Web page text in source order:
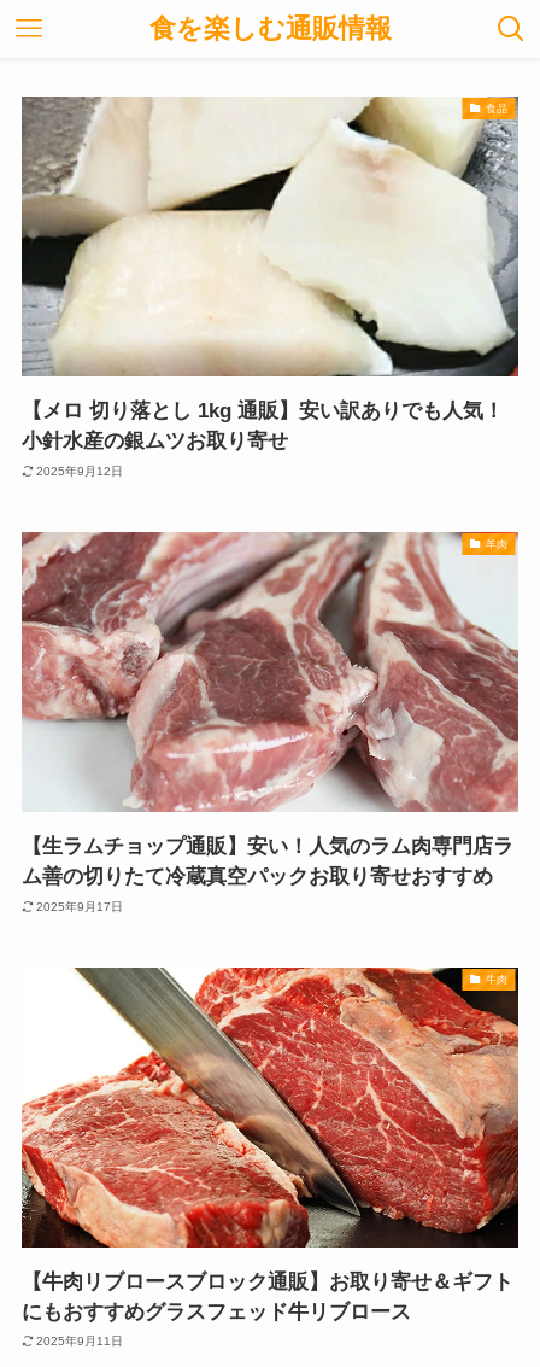
食を楽しむ通販情報
食品
【メロ 切り落とし 1kg 通販】安い訳ありでも人気！
小針水産の銀ムツお取り寄せ
2025年9月12日
羊肉
【生ラムチョップ通販】安い！人気のラム肉専門店ラ
ム善の切りたて冷蔵真空パックお取り寄せおすすめ
2025年9月17日
牛肉
【牛肉リブロースブロック通販】お取り寄せ＆ギフト
にもおすすめグラスフェッド牛リブロース
2025年9月11日